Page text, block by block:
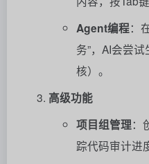
Agent编程：
务”，AI会尝
核）。
高级功能
项目组管理：
踪代码审计进